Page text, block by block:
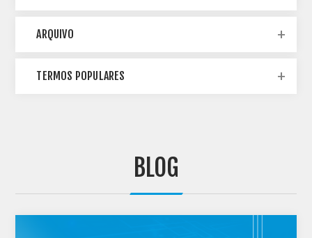
BLOG
ARQUIVO
TERMOS POPULARES